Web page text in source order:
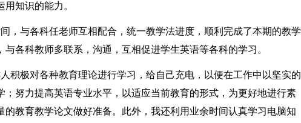
知识的能力。
与各科任老师互相配合，统一教学法进度，顺利完成了本期的教学
各科教师多联系，沟通，互相促进学生英语等各科的学习。
极对各种教育理论进行学习，给自己充电，以便在工作中以坚实的
；努力提高英语专业水平，以适应当前教育的形式，为更好地进行素
的教育教学论文做好准备。此外，我还利用业余时间认真学习电脑知